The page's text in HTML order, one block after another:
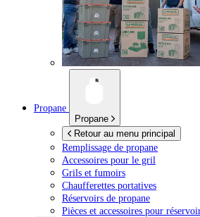
Propane
Propane
Retour au menu principal
Remplissage de propane
Accessoires pour le gril
Grils et fumoirs
Chaufferettes portatives
Réservoirs de propane
Pièces et accessoires pour